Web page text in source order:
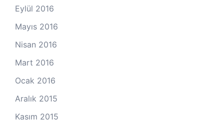
Eylül 2016
Mayıs 2016
Nisan 2016
Mart 2016
Ocak 2016
Aralık 2015
Kasım 2015